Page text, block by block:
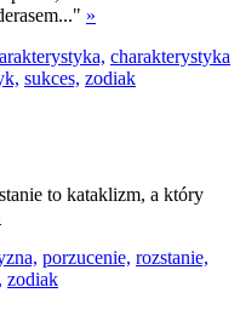
»
charakterystyka
sukces, zodiak
to kataklizm, a który
porzucenie, rozstanie,
zodiak